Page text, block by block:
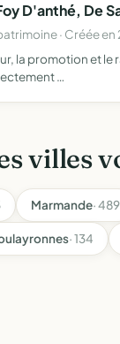
D'anthé, De
· Créée en
la promotion et
…
villes
Marmande· 489
· 134